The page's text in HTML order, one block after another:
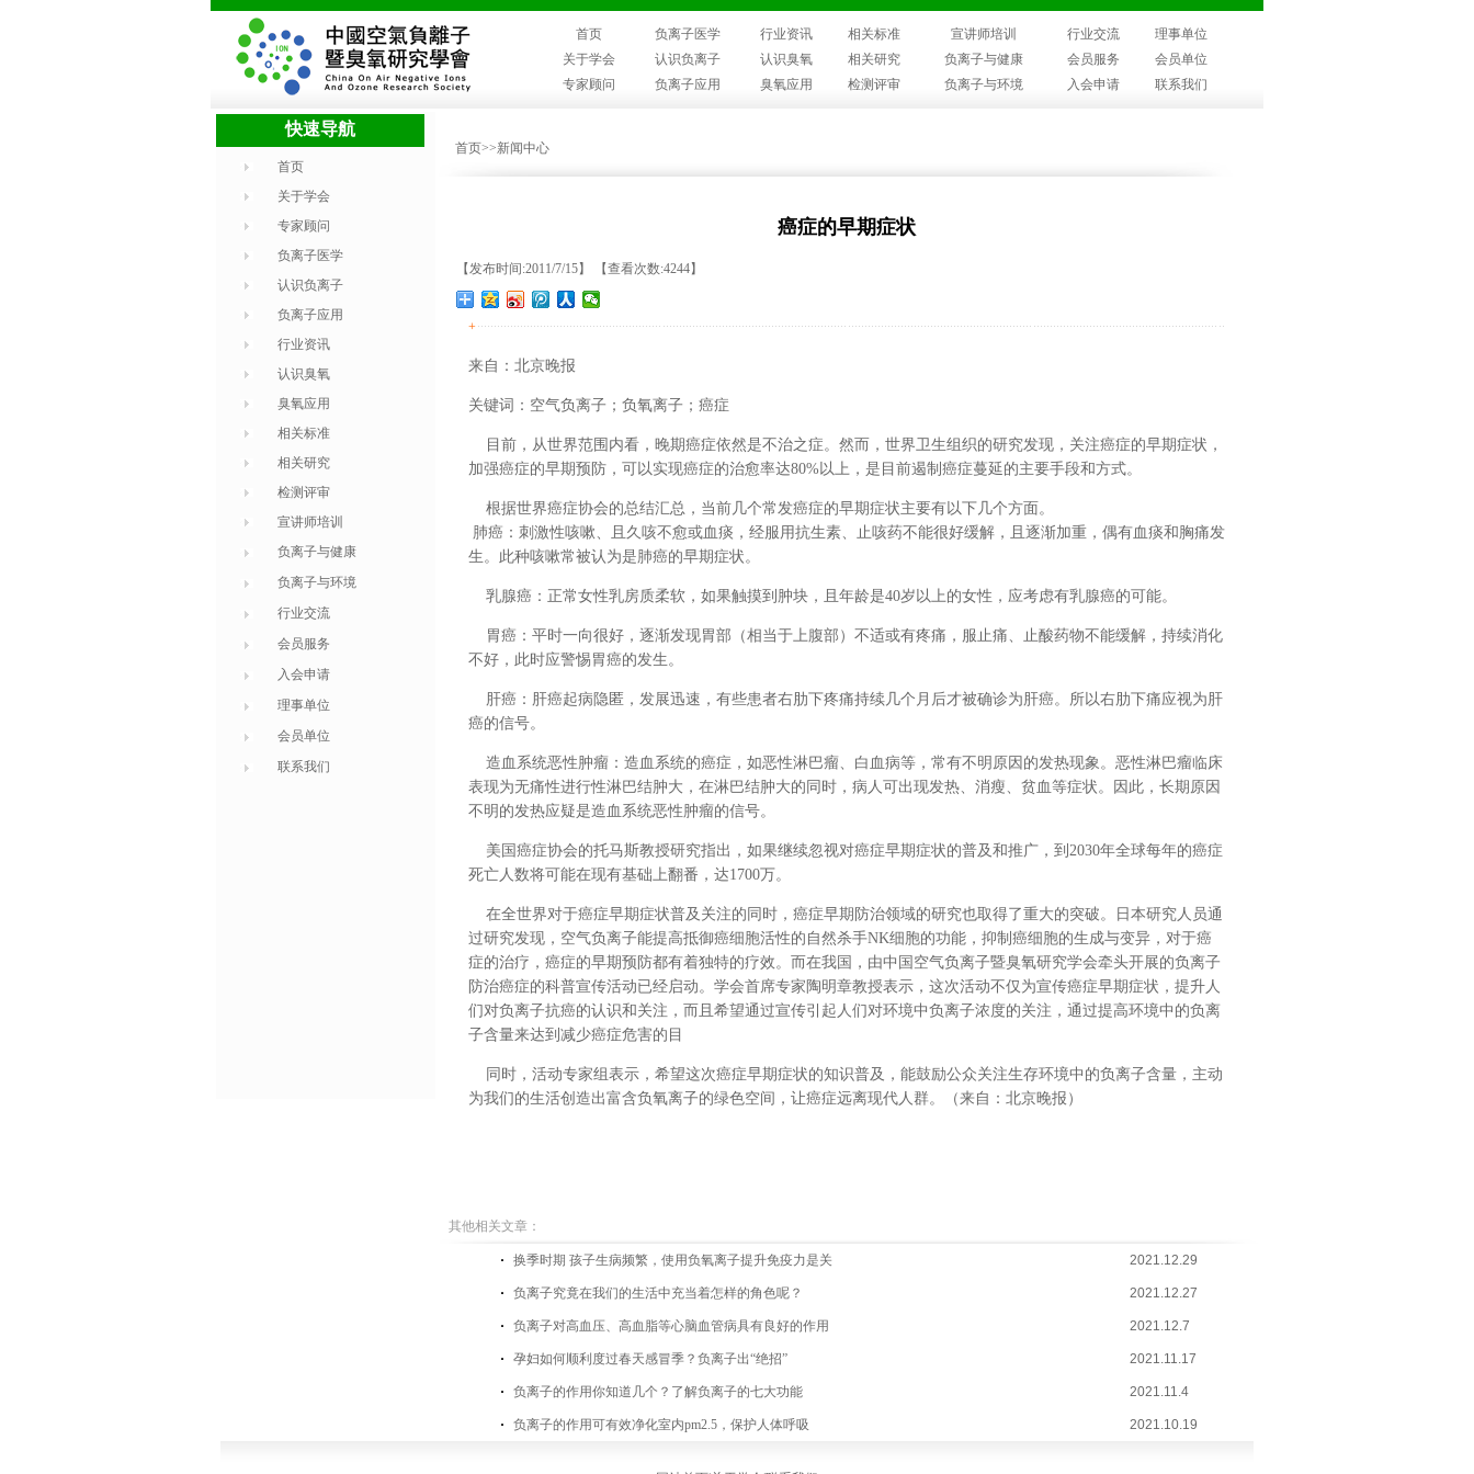
首页 负离子医学 行业资讯 相关标准 宣讲师培训 行业交流
理事单位
关于学会
认识负离子 认识臭氧 相关研究 负离子与健康 会员服务
会员单位
专家顾问
负离子应用 臭氧应用 检测评审 负离子与环境 入会申请 联系我们
快速导航
首页
关于学会
专家顾问
负离子医学
认识负离子
负离子应用
行业资讯
认识臭氧
臭氧应用
相关标准
相关研究
检测评审
宣讲师培训
负离子与健康
负离子与环境
行业交流
会员服务
入会申请
理事单位
会员单位
联系我们
首页>>新闻中心
癌症的早期症状
【发布时间:2011/7/15】 【查看次数:4244】
+
来自：北京晚报
关键词：空气负离子；负氧离子；癌症
目前，从世界范围内看，晚期癌症依然是不治之症。然而，世界卫生组织的研究发现，关注癌症的早期症状，
加强癌症的早期预防，可以实现癌症的治愈率达80%以上，是目前遏制癌症蔓延的主要手段和方式。
根据世界癌症协会的总结汇总，当前几个常发癌症的早期症状主要有以下几个方面。
肺癌：刺激性咳嗽、且久咳不愈或血痰，经服用抗生素、止咳药不能很好缓解，且逐渐加重，偶有血痰和胸痛发
生。此种咳嗽常被认为是肺癌的早期症状。
乳腺癌：正常女性乳房质柔软，如果触摸到肿块，且年龄是40岁以上的女性，应考虑有乳腺癌的可能。
胃癌：平时一向很好，逐渐发现胃部（相当于上腹部）不适或有疼痛，服止痛、止酸药物不能缓解，持续消化
不好，此时应警惕胃癌的发生。
肝癌：肝癌起病隐匿，发展迅速，有些患者右肋下疼痛持续几个月后才被确诊为肝癌。所以右肋下痛应视为肝
癌的信号。
造血系统恶性肿瘤：造血系统的癌症，如恶性淋巴瘤、白血病等，常有不明原因的发热现象。恶性淋巴瘤临床
表现为无痛性进行性淋巴结肿大，在淋巴结肿大的同时，病人可出现发热、消瘦、贫血等症状。因此，长期原因
不明的发热应疑是造血系统恶性肿瘤的信号。
美国癌症协会的托马斯教授研究指出，如果继续忽视对癌症早期症状的普及和推广，到2030年全球每年的癌症
死亡人数将可能在现有基础上翻番，达1700万。
在全世界对于癌症早期症状普及关注的同时，癌症早期防治领域的研究也取得了重大的突破。日本研究人员通
过研究发现，空气负离子能提高抵御癌细胞活性的自然杀手NK细胞的功能，抑制癌细胞的生成与变异，对于癌
症的治疗，癌症的早期预防都有着独特的疗效。而在我国，由中国空气负离子暨臭氧研究学会牵头开展的负离子
防治癌症的科普宣传活动已经启动。学会首席专家陶明章教授表示，这次活动不仅为宣传癌症早期症状，提升人
们对负离子抗癌的认识和关注，而且希望通过宣传引起人们对环境中负离子浓度的关注，通过提高环境中的负离
子含量来达到减少癌症危害的目
同时，活动专家组表示，希望这次癌症早期症状的知识普及，能鼓励公众关注生存环境中的负离子含量，主动
为我们的生活创造出富含负氧离子的绿色空间，让癌症远离现代人群。（来自：北京晚报）
其他相关文章：
换季时期 孩子生病频繁，使用负氧离子提升免疫力是关 2021.12.29
负离子究竟在我们的生活中充当着怎样的角色呢？ 2021.12.27
负离子对高血压、高血脂等心脑血管病具有良好的作用 2021.12.7
孕妇如何顺利度过春天感冒季？负离子出“绝招” 2021.11.17
负离子的作用你知道几个？了解负离子的七大功能 2021.11.4
负离子的作用可有效净化室内pm2.5，保护人体呼吸 2021.10.19